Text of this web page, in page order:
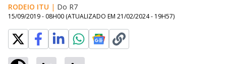
RODEIO ITU | Do R7
15/09/2019 - 08H00 (ATUALIZADO EM 21/02/2024 - 19H57)